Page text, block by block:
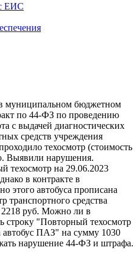
ЕИС
муниципальном бюджетном
по 44-ФЗ по проведению
с выдачей диагностических
средств учреждения
техосмотр (стоимость
Выявили нарушения.
техосмотр на 29.06.2023
в контракте в
этого автобуса прописана
транспортного средства
руб. Можно ли в
строку "Повторный техосмотр
автобус ПАЗ" на сумму 1030
нарушение 44-ФЗ и штрафа.